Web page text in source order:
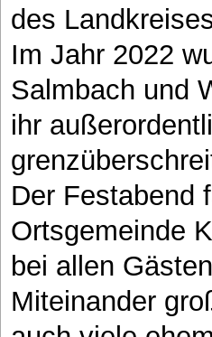
des
Im Jahr 2022
Salmbach und
ihr
Der Festabend
Ortsgemeinde
bei allen
Miteinander